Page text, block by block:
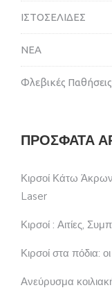
ΙΣΤΟΣΕΛΙΔΕΣ
ΝΕΑ
Φλεβικές Παθήσεις
ΠΡΌΣΦΑΤΑ
Κιρσοί Κάτω
Laser
Κιρσοί : Αιτίες,
Κιρσοί στα πόδια:
Ανεύρυσμα